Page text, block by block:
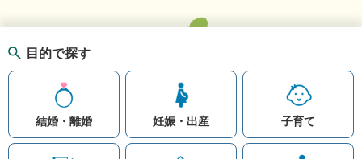
目的で探す
結婚・離婚 妊娠・出産 子育て